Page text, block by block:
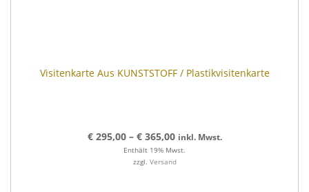
Visitenkarte Aus KUNSTSTOFF / Plastikvisitenkarte
€295,00 – €365,00 inkl. Mwst.
Enthält 19% Mwst.
zzgl. Versand